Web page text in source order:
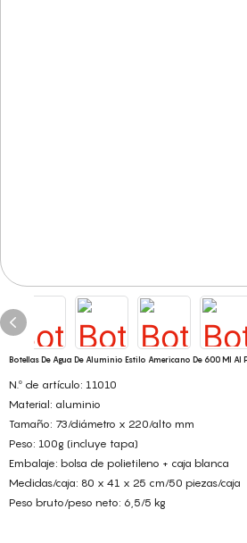
Botellas De Agua De Aluminio Estilo Americano De 600 Ml Al
N.º de artículo: 11010
Material: aluminio
Tamaño: 73/diámetro x 220/alto mm
Peso: 100g (incluye tapa)
Embalaje: bolsa de polietileno + caja blanca
Medidas/caja: 80 x 41 x 25 cm/50 piezas/caja
Peso bruto/peso neto: 6,5/5 kg